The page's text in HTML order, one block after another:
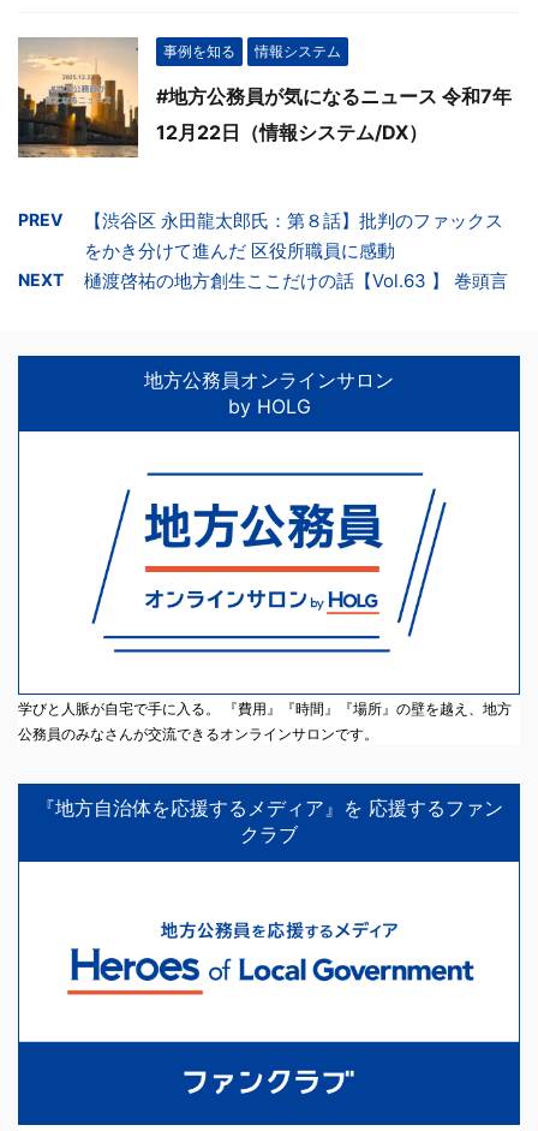
事例を知る 情報システム
#地方公務員が気になるニュース 令和7年
12月22日（情報システム/DX）
PREV
【渋谷区 永田龍太郎氏：第８話】批判のファックス
をかき分けて進んだ 区役所職員に感動
NEXT 樋渡啓祐の地方創生ここだけの話【Vol.63 】 巻頭言
地方公務員オンラインサロン
by HOLG
学びと人脈が自宅で手に入る。 『費用』『時間』『場所』の壁を越え、地方
公務員のみなさんが交流できるオンラインサロンです。
『地方自治体を応援するメディア』を 応援するファン
クラブ